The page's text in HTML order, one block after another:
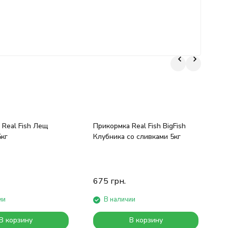
Fish Лещ
корзину
Прикормка Real Fish BigFish
Клубника со сливками 5кг
675 грн.
В наличии
В корзину